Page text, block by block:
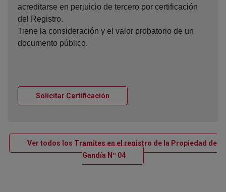
acreditarse en perjuicio de tercero por certificación
del Registro.
Tiene la consideración y el valor probatorio de un
documento público.
Solicitar Certificación
Ver todos los Tramites en el registro de la Propiedad de
Gandía Nº 04Ventana nueva